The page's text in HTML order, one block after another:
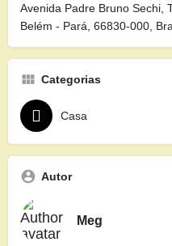
Avenida Padre Bruno Sechi,
Belém - Pará, 66830-000,
Categorias
Casa
Autor
Meg